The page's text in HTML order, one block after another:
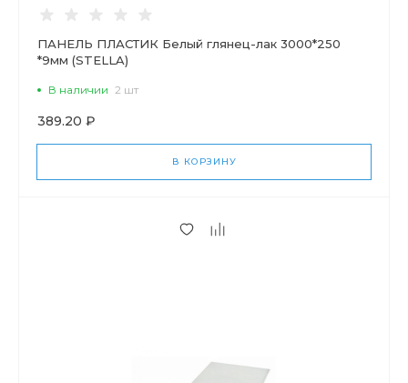
ПАНЕЛЬ ПЛАСТИК Белый глянец-лак 3000*250
*9мм (STELLA)
В наличии 2 шт
389.20 ₽
В КОРЗИНУ